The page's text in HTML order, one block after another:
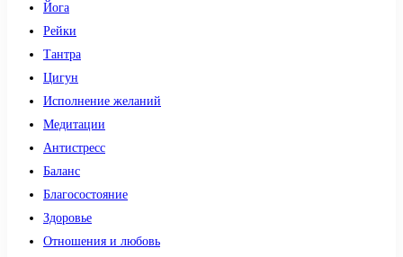
Йога
Рейки
Тантра
Цигун
Исполнение желаний
Медитации
Антистресс
Баланс
Благосостояние
Здоровье
Отношения и любовь